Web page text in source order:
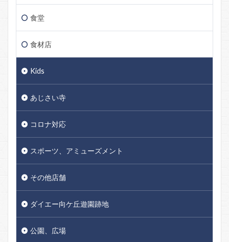
食堂
食材店
Kids
あじさい寺
コロナ対応
スポーツ、アミューズメント
その他店舗
ダイエー向ケ丘遊園跡地
公園、広場